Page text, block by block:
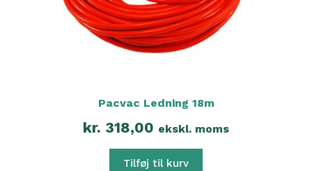
Pacvac Ledning 18m
kr. 318,00 ekskl. moms
Tilføj til kurv